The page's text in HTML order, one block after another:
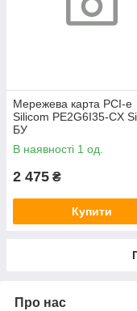
Мережева карта PCI-e
Silicom PE2G6I35-CX
БУ
В наявності 1 од.
2 475 ₴
Купити
Про нас